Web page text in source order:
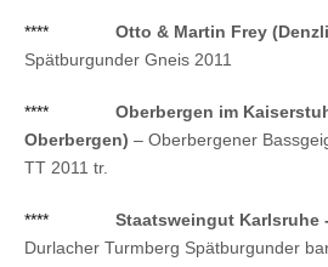
**** Otto & Martin Frey
Spätburgunder Gneis 2011
****
Oberbergen im
Oberbergen) – Oberbergener
TT 2011 tr.
**** Staatsweingut Karlsruhe
Durlacher Turmberg Spätburgunder